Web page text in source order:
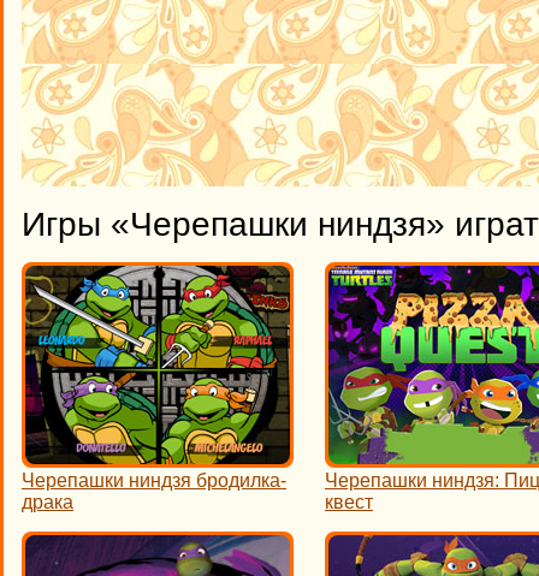
Игры «Черепашки ниндзя»
Черепашки ниндзя бродилка-
драка
Черепашки ниндзя:
квест